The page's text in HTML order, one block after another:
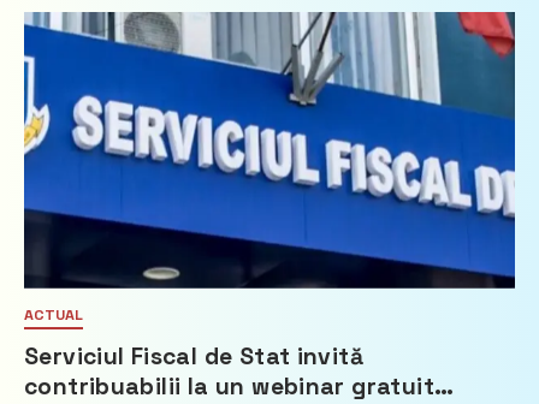
ACTUAL
Serviciul Fiscal de Stat invită
contribuabilii la un webinar gratuit